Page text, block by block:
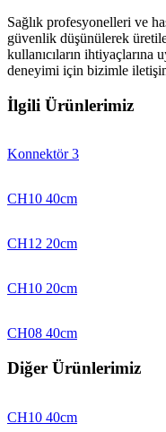
Sağlık profesyonelleri ve
güvenlik düşünülerek
kullanıcıların ihtiyaçlarına
deneyimi için bizimle
İlgili Ürünlerimiz
Konnektör 3
CH10 40cm
CH12 20cm
CH10 20cm
CH08 40cm
Diğer Ürünlerimiz
CH10 40cm